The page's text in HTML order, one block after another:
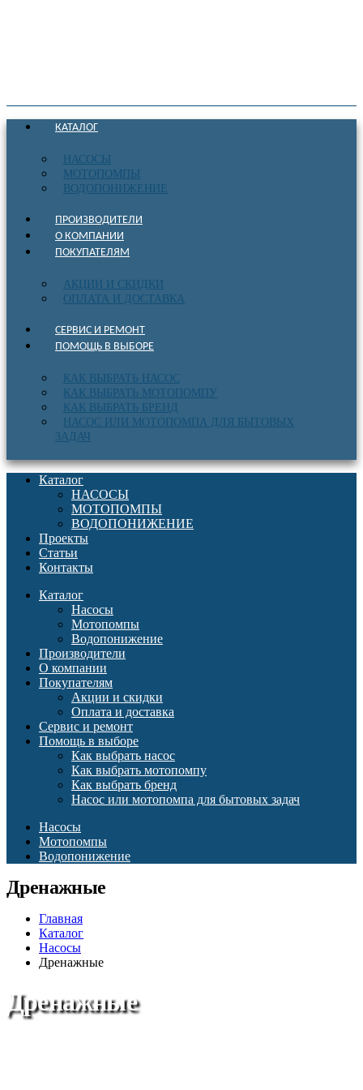
КАТАЛОГ
НАСОСЫ
МОТОПОМПЫ
ВОДОПОНИЖЕНИЕ
ПРОИЗВОДИТЕЛИ
О КОМПАНИИ
ПОКУПАТЕЛЯМ
АКЦИИ И СКИДКИ
ОПЛАТА И ДОСТАВКА
СЕРВИС И РЕМОНТ
ПОМОЩЬ В ВЫБОРЕ
КАК ВЫБРАТЬ НАСОС
КАК ВЫБРАТЬ МОТОПОМПУ
КАК ВЫБРАТЬ БРЕНД
НАСОС ИЛИ МОТОПОМПА ДЛЯ БЫТОВЫХ
ЗАДАЧ
Каталог
НАСОСЫ
МОТОПОМПЫ
ВОДОПОНИЖЕНИЕ
Проекты
Статьи
Контакты
Каталог
Насосы
Мотопомпы
Водопонижение
Производители
О компании
Покупателям
Акции и скидки
Оплата и доставка
Сервис и ремонт
Помощь в выборе
Как выбрать насос
Как выбрать мотопомпу
Как выбрать бренд
Насос или мотопомпа для бытовых задач
Насосы
Мотопомпы
Водопонижение
Дренажные
Главная
Каталог
Насосы
Дренажные
Дренажные